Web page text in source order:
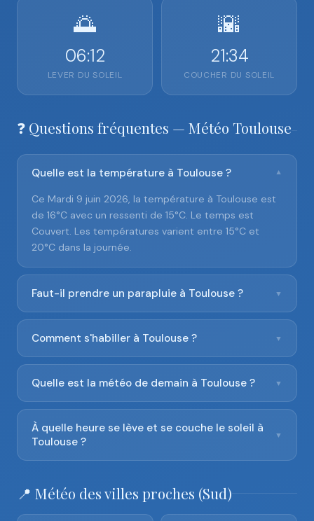
🌅
06:12
LEVER DU SOLEIL
🌇
21:34
COUCHER DU SOLEIL
❓ Questions fréquentes — Météo Toulouse
Quelle est la température à Toulouse ? ▼
Ce Mardi 9 juin 2026, la température à Toulouse est
de 16°C avec un ressenti de 15°C. Le temps est
Couvert. Les températures varient entre 15°C et
20°C dans la journée.
Faut-il prendre un parapluie à Toulouse ? ▼
Comment s'habiller à Toulouse ? ▼
Quelle est la météo de demain à Toulouse ? ▼
À quelle heure se lève et se couche le soleil à
Toulouse ?
▼
📍 Météo des villes proches (Sud)